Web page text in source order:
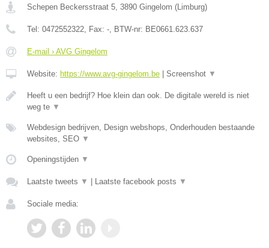
Schepen Beckersstraat 5, 3890 Gingelom (Limburg)
Tel: 0472552322, Fax: -, BTW-nr: BE0661.623.637
E-mail › AVG Gingelom
Website: https://www.avg-gingelom.be Screenshot ▼
Heeft u een bedrijf? Hoe klein dan ook. De digitale wereld is niet
weg te ▼
Webdesign bedrijven, Design webshops, Onderhouden bestaande
websites, SEO ▼
Openingstijden ▼
Laatste tweets ▼ Laatste facebook posts ▼
Sociale media: